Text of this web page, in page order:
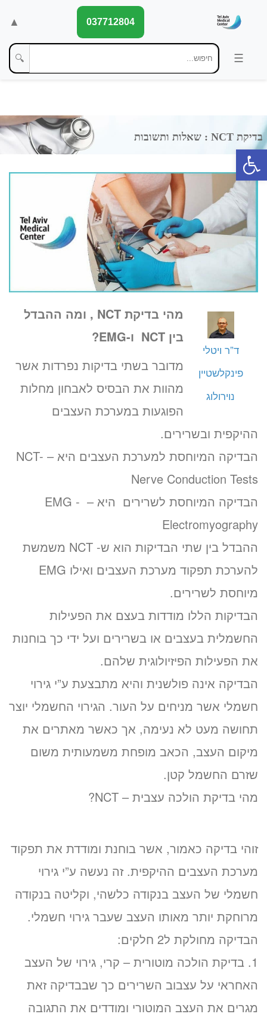
פתח סרגל נגישות
▲ 037712804
🔍
ד”ר ויטלי
פינקלשטיין
נוירולוג
מהי בדיקת NCT , ומה ההבדל
בין NCT ו-EMG?
מדובר בשתי בדיקות נפרדות אשר
מהוות את הבסיס לאבחון מחלות
הפוגעות במערכת העצבים
ההיקפית ובשרירים.
הבדיקה המיוחסת למערכת העצבים היא – NCT-
Nerve Conduction Tests
הבדיקה המיוחסת לשרירים היא – EMG -
Electromyography
ההבדל בין שתי הבדיקות הוא ש- NCT משמשת
להערכת תפקוד מערכת העצבים ואילו EMG
מיוחסת לשרירים.
הבדיקות הללו מודדות בעצם את הפעילות
החשמלית בעצבים או בשרירים ועל ידי כך בוחנות
את הפעילות הפיזיולוגית שלהם.
הבדיקה אינה פולשנית והיא מתבצעת ע”י גירוי
חשמלי אשר מניחים על העור. הגירוי החשמלי יוצר
תחושה מעט לא נעימה, אך כאשר מאתרים את
מיקום העצב, הכאב מופחת משמעותית משום
שזרם החשמל קטן.
מהי בדיקת הולכה עצבית – NCT?
זוהי בדיקה כאמור, אשר בוחנת ומודדת את תפקוד
מערכת העצבים ההיקפית. זה נעשה ע”י גירוי
חשמלי של העצב בנקודה כלשהי, וקליטה בנקודה
מרוחקת יותר מאותו העצב שעבר גירוי חשמלי.
הבדיקה מחולקת ל2 חלקים:
1. בדיקת הולכה מוטורית – קרי, גירוי של העצב
האחראי על עצבוב השרירים כך שבבדיקה זאת
מגרים את העצב המוטורי ומודדים את התגובה